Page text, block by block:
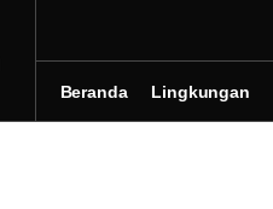
Beranda Lingkungan